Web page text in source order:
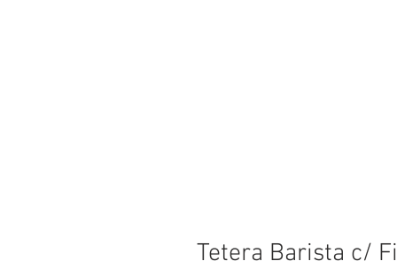
Tetera Barista c/